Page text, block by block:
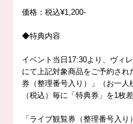
価格：税込¥1,200-
◆特典内容
イベント当日 17:30より、ヴィ
にて上記対象商品をご予約さ
券（整理番号入り）」（お一人
（税込）毎に「特典券」を1枚
「ライブ観覧券（整理番号入